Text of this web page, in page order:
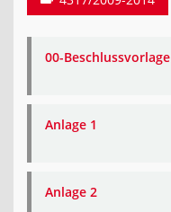
00-Beschlussvorlage
Anlage 1
Anlage 2